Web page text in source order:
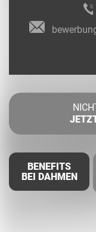
BENEFITS
BEI DAHMEN